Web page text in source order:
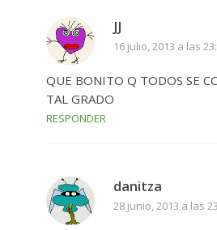
JJ
16 julio, 2013 a las
QUE BONITO Q TODOS SE
TAL GRADO
RESPONDER
danitza
28 junio, 2013 a las